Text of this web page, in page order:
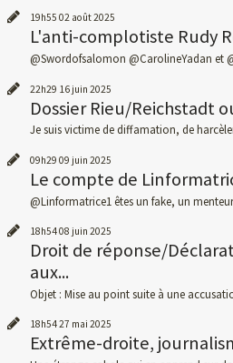
19h55 02 août 2025
L'anti-complotiste Rudy
@Swordofsalomon @CarolineYadan et
22h29 16 juin 2025
Dossier Rieu/Reichstadt
Je suis victime de diffamation, de
09h29 09 juin 2025
Le compte de
@Linformatrice1 êtes un fake, un
18h5408 juin 2025
Droit de réponse/
aux...
Objet : Mise au point suite à une
18h5427 mai 2025
Extrême-droite,